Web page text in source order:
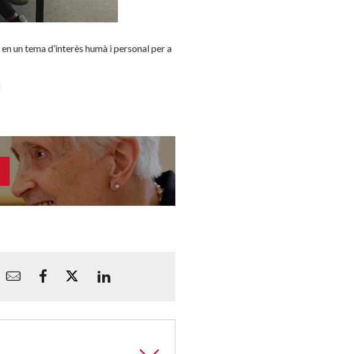
un tema d’interès humà i personal per a